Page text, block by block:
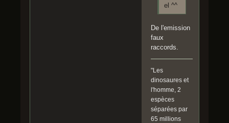
el ^^
De l'emission
faux
raccords.
"Les
dinosaures et
l'homme, 2
espèces
séparées par
65 millions